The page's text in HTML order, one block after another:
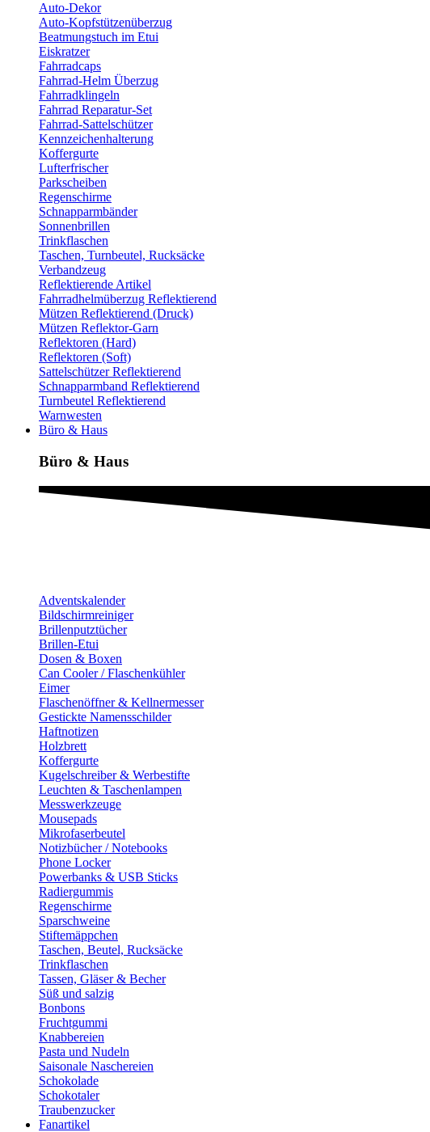
Auto-Dekor
Auto-Kopfstützenüberzug
Beatmungstuch im Etui
Eiskratzer
Fahrradcaps
Fahrrad-Helm Überzug
Fahrradklingeln
Fahrrad Reparatur-Set
Fahrrad-Sattelschützer
Kennzeichenhalterung
Koffergurte
Lufterfrischer
Parkscheiben
Regenschirme
Schnapparmbänder
Sonnenbrillen
Trinkflaschen
Taschen, Turnbeutel, Rucksäcke
Verbandzeug
Reflektierende Artikel
Fahrradhelmüberzug Reflektierend
Mützen Reflektierend (Druck)
Mützen Reflektor-Garn
Reflektoren (Hard)
Reflektoren (Soft)
Sattelschützer Reflektierend
Schnapparmband Reflektierend
Turnbeutel Reflektierend
Warnwesten
Büro & Haus
Büro & Haus
Adventskalender
Bildschirmreiniger
Brillenputztücher
Brillen-Etui
Dosen & Boxen
Can Cooler / Flaschenkühler
Eimer
Flaschenöffner & Kellnermesser
Gestickte Namensschilder
Haftnotizen
Holzbrett
Koffergurte
Kugelschreiber & Werbestifte
Leuchten & Taschenlampen
Messwerkzeuge
Mousepads
Mikrofaserbeutel
Notizbücher / Notebooks
Phone Locker
Powerbanks & USB Sticks
Radiergummis
Regenschirme
Sparschweine
Stiftemäppchen
Taschen, Beutel, Rucksäcke
Trinkflaschen
Tassen, Gläser & Becher
Süß und salzig
Bonbons
Fruchtgummi
Knabbereien
Pasta und Nudeln
Saisonale Naschereien
Schokolade
Schokotaler
Traubenzucker
Fanartikel